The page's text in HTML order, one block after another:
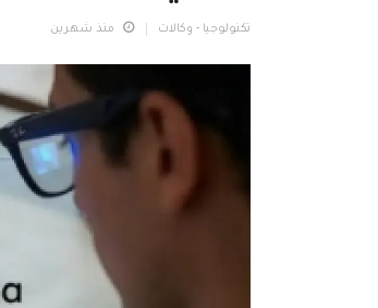
تكنولوجيا - وكالات منذ شهرين